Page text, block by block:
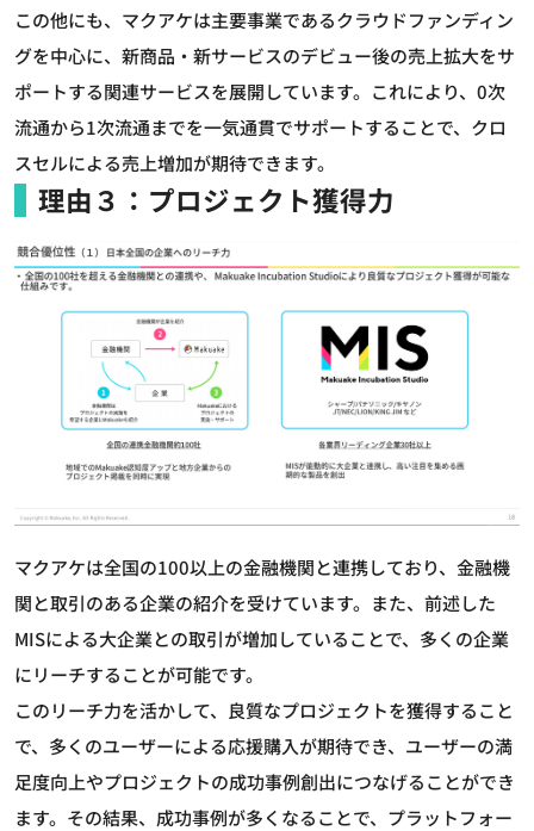
この他にも、マクアケは主要事業であるクラウドファンディン
グを中心に、新商品・新サービスのデビュー後の売上拡大をサ
ポートする関連サービスを展開しています。これにより、0次
流通から1次流通までを一気通貫でサポートすることで、クロ
スセルによる売上増加が期待できます。
理由３：プロジェクト獲得力
マクアケは全国の100以上の金融機関と連携しており、金融機
関と取引のある企業の紹介を受けています。また、前述した
MISによる大企業との取引が増加していることで、多くの企業
にリーチすることが可能です。
このリーチ力を活かして、良質なプロジェクトを獲得すること
で、多くのユーザーによる応援購入が期待でき、ユーザーの満
足度向上やプロジェクトの成功事例創出につなげることができ
ます。その結果、成功事例が多くなることで、プラットフォー